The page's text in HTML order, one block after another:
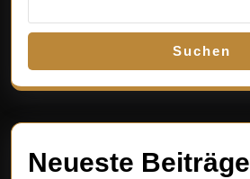
Suchen
Neueste Beiträge